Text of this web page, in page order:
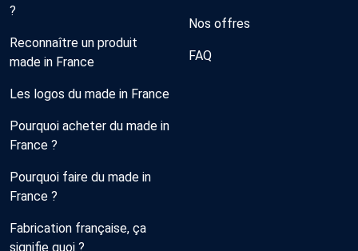
?
Reconnaître un produit
made in France
Les logos du made in France
Pourquoi acheter du made in
France ?
Pourquoi faire du made in
France ?
Fabrication française, ça
signifie quoi ?
Nos offres
FAQ